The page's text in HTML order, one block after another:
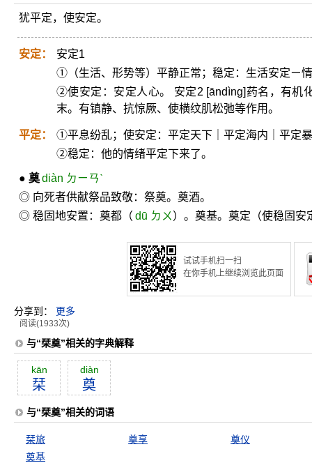
犹平定，使安定。
安定：
安定1
①（生活、形势等）平静正常；稳定：生活安定ㄧ
②使安定：安定人心。 安定2 [āndìng]药名，有机
末。有镇静、抗惊厥、使横纹肌松弛等作用。
平定：
①平息纷乱；使安定：平定天下｜平定海内｜平定
②稳定：他的情绪平定下来了。
● 奠diàn ㄉㄧㄢˋ
◎ 向死者供献祭品致敬：祭奠。奠酒。
◎ 稳固地安置：奠都（ dū ㄉㄨ ）。奠基。奠定（使稳固安
试试手机扫一扫
在你手机上继续浏览此页面
分享到： 更多
阅读(1933次)
与“栞奠”相关的字典解释
kān
栞
diàn
奠
与“栞奠”相关的词语
栞旅 奠享
奠仪
奠基